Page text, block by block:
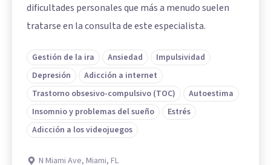
dificultades personales que más a menudo suelen
tratarse en la consulta de este especialista.
Gestión de la ira Ansiedad
Impulsividad
Depresión
Adicción a internet
Trastorno obsesivo-compulsivo (TOC)
Autoestima
Insomnio y problemas del sueño
Estrés
Adicción a los videojuegos
N Miami Ave, Miami, FL